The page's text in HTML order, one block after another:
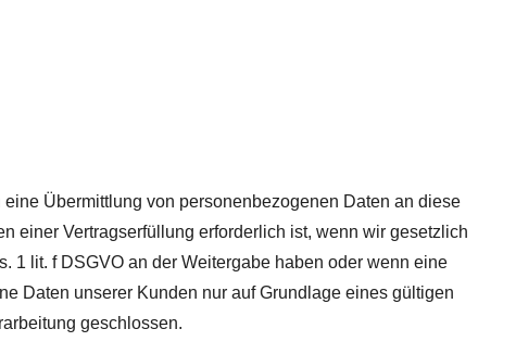
Übermittlung von personenbezogenen Daten an diese
einer Vertragserfüllung erforderlich ist, wenn wir gesetzlich
1 lit. f DSGVO an der Weitergabe haben oder wenn eine
Daten unserer Kunden nur auf Grundlage eines gültigen
geschlossen.